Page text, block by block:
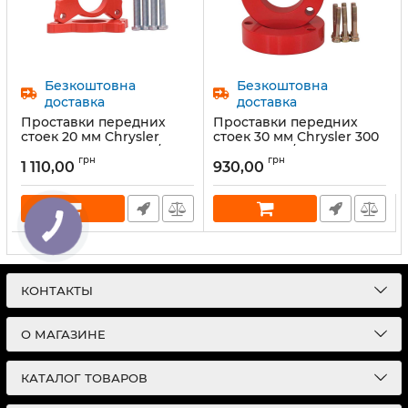
Безкоштовна
доставка
Проставки передних
стоек 20 мм Chrysler
Sebring (1029-15-004/20)
Артикул: 1029-15-004/20
1 110,00 грн
Безкоштовна
доставка
Проставки передних
стоек 30 мм Chrysler 300
(1029-15-003/30)
Артикул: 1029-15-003/30
930,00 грн
1 2 3 все вперёд »
КОНТАКТЫ
О МАГАЗИНЕ
КАТАЛОГ ТОВАРОВ